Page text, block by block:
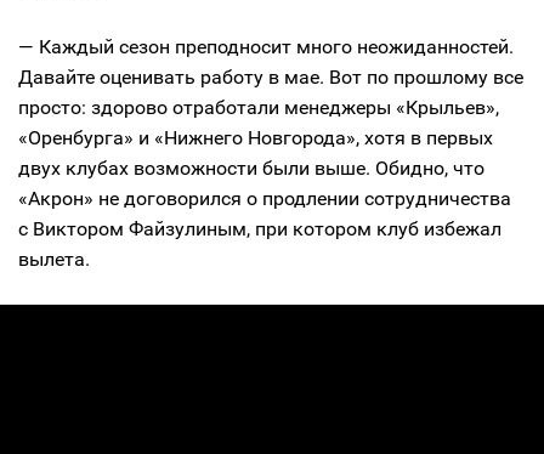
— Каждый сезон преподносит много неожиданностей.
Давайте оценивать работу в мае. Вот по прошлому все
просто: здорово отработали менеджеры «Крыльев»,
«Оренбурга» и «Нижнего Новгорода», хотя в первых
двух клубах возможности были выше. Обидно, что
«Акрон» не договорился о продлении сотрудничества
с Виктором Файзулиным, при котором клуб избежал
вылета.